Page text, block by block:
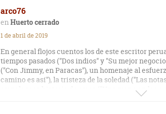
arco76
Huerto cerrado
1 de abril de 2019
En general flojos cuentos los de este escritor
tiempos pasados ("Dos indios" y "Su mejor
("Con Jimmy, en Paracas"), un homenaje al
camino es así"), la tristeza de la soledad ("Las
empalagosa historia de amor ("Una mano en las
un acercamiento ("Un amigo de cuarenta y